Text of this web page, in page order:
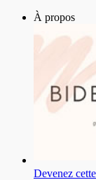
À propos
Devenez